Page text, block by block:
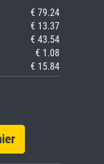
€ 79.24
€ 13.37
€ 43.54
€ 1.08
€ 15.84